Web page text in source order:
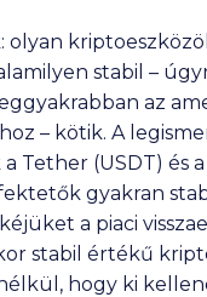
olyan
stabil –
az
– kötik. A
Tether (USDT) és a
gyakran
a piaci
stabil értékű
hogy ki